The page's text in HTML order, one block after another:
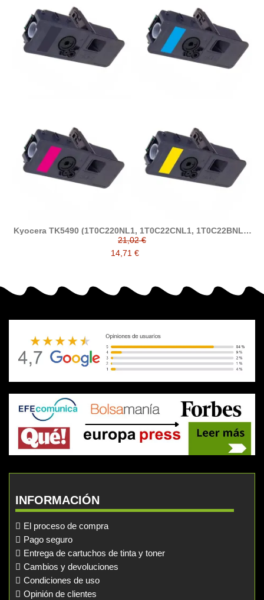
Kyocera TK5490 (1T0C220NL1, 1T0C22CNL1, 1T0C22BNL1,
1T0C22ANL1) tóner compatible
21,02 €
14,71 €
INFORMACIÓN
El proceso de compra
Pago seguro
Entrega de cartuchos de tinta y toner
Cambios y devoluciones
Condiciones de uso
Opinión de clientes